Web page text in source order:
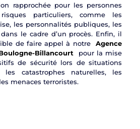
rapprochée pour les personnes
particuliers, comme les
les personnalités publiques, les
le cadre d’un procès. Enfin, il
de faire appel à notre Agence
Billancourt pour la mise
de sécurité lors de situations
les catastrophes naturelles, les
menaces terroristes.